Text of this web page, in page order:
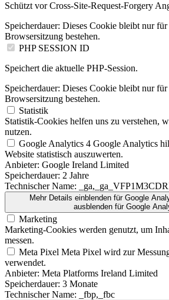
Schützt vor Cross-Site-Request-Forgery
Speicherdauer: Dieses Cookie bleibt nur
Browsersitzung bestehen.
PHP SESSION ID
Speichert die aktuelle PHP-Session.
Speicherdauer: Dieses Cookie bleibt nur
Browsersitzung bestehen.
Statistik
Statistik-Cookies helfen uns zu verstehen,
nutzen.
Google Analytics 4 Google Analytics
Website statistisch auszuwerten.
Anbieter: Google Ireland Limited
Speicherdauer: 2 Jahre
Technischer Name:
Mehr Details einblendenfür Google
ausblendenfür Google
Marketing
Marketing-Cookies werden genutzt, um
messen.
Meta Pixel Meta Pixel wird zur
verwendet.
Anbieter: Meta Platforms Ireland Limited
Speicherdauer: 3 Monate
Technischer Name: _fbp,_fbc